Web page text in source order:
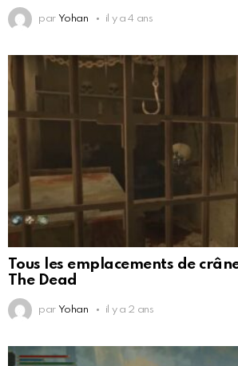
par Yohan il y a 4 ans
Tous les emplacements de
The Dead
par Yohan il y a 2 ans